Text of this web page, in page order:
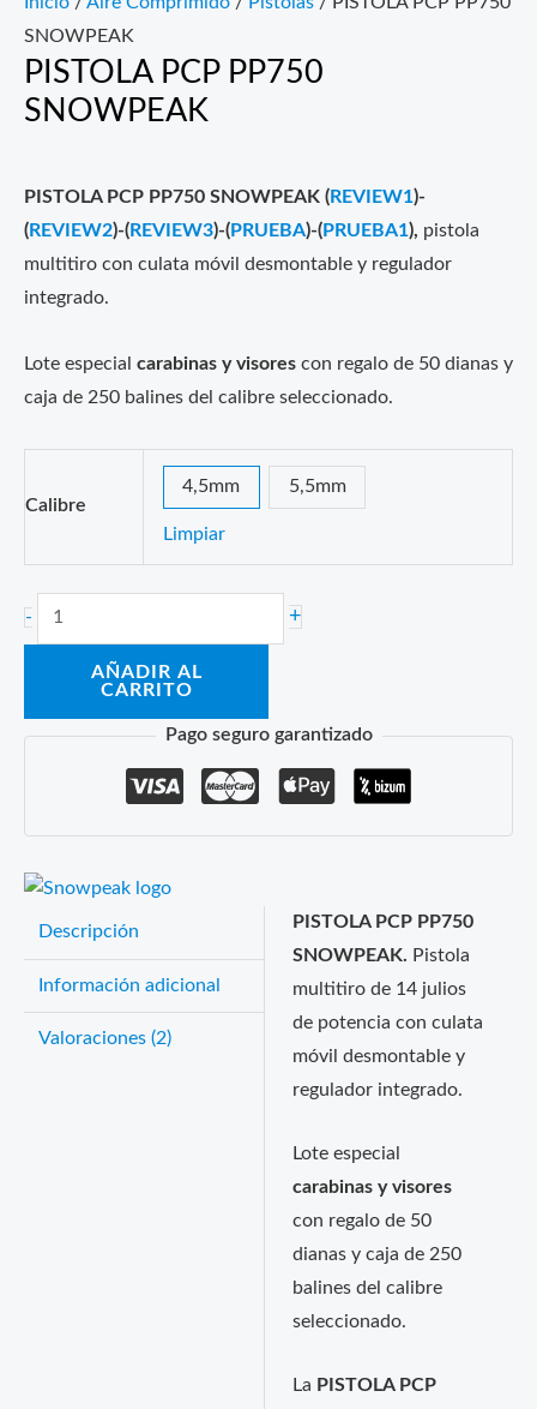
SNOWPEAK
PISTOLA PCP PP750
SNOWPEAK
PISTOLA PCP PP750 SNOWPEAK ( REVIEW1)-
( REVIEW2)-( REVIEW3)-( PRUEBA)-( PRUEBA1), pistola
multitiro con culata móvil desmontable y regulador
integrado.
Lote especial carabinas y visores con regalo de 50 dianas y
caja de 250 balines del calibre seleccionado.
Calibre
4,5mm 5,5mm
Limpiar
-
PISTOLA
PCP
PP750
cantidad
+
AÑADIR AL
CARRITO
Pago seguro garantizado
Descripción
Información adicional
Valoraciones (2)
PISTOLA PCP PP750
SNOWPEAK. Pistola
multitiro de 14 julios
de potencia con culata
móvil desmontable y
regulador integrado.
Lote especial
carabinas y visores
con regalo de 50
dianas y caja de 250
balines del calibre
seleccionado.
La PISTOLA PCP